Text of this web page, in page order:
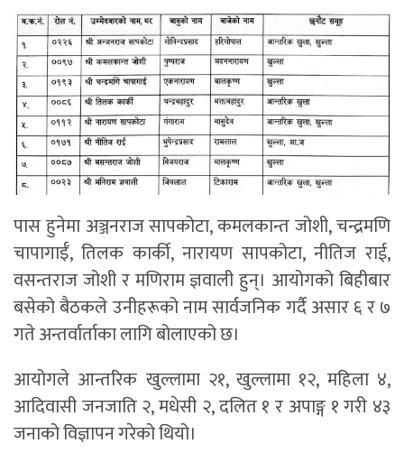
पास हुनेमा अञ्जनराज सापकोटा, कमलकान्त जोशी, चन्द्रमणि
चापागाईँ, तिलक कार्की, नारायण सापकोटा, नीतिज राई,
वसन्तराज जोशी र मणिराम ज्ञवाली हुन्। आयोगको बिहीबार
बसेको बैठकले उनीहरूको नाम सार्वजनिक गर्दै असार ६ र ७
गते अन्तर्वार्ताका लागि बोलाएको छ।
आयोगले आन्तरिक खुल्लामा २१, खुल्लामा १२, महिला ४,
आदिवासी जनजाति २, मधेसी २, दलित १ र अपाङ्ग १ गरी ४३
जनाको विज्ञापन गरेको थियो।